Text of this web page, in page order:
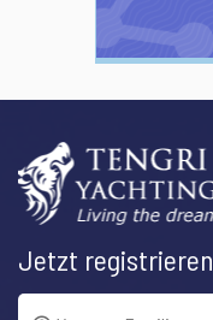
Jetzt registrieren